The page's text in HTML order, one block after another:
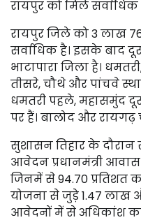
रायपुर को मिले
रायपुर जिले को 3 लाख
सर्वाधिक है। इसके बाद
भाटापारा जिला है।
तीसरे, चौथे और पांचवे
धमतरी पहले, महासमुंद
पर हैं। बालोद और
सुशासन तिहार के
आवेदन प्रधानमंत्री
जिनमें से 94.70 प्रतिशत
योजना से जुड़े 1.47 लाख
आवेदनों में से अधिकांश